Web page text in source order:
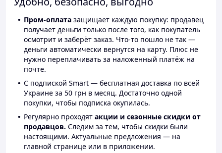
Пром-оплата защищает каждую покупку: продавец
получает деньги только после того, как покупатель
осмотрит и заберёт заказ. Что-то пошло не так —
деньги автоматически вернутся на карту. Плюс не
нужно переплачивать за наложенный платёж на
почте.
С подпиской Smart — бесплатная доставка по всей
Украине за 50 грн в месяц. Достаточно одной
покупки, чтобы подписка окупилась.
Регулярно проходят акции и сезонные скидки от
продавцов. Следим за тем, чтобы скидки были
настоящими. Актуальные предложения — на
главной странице или в приложении.